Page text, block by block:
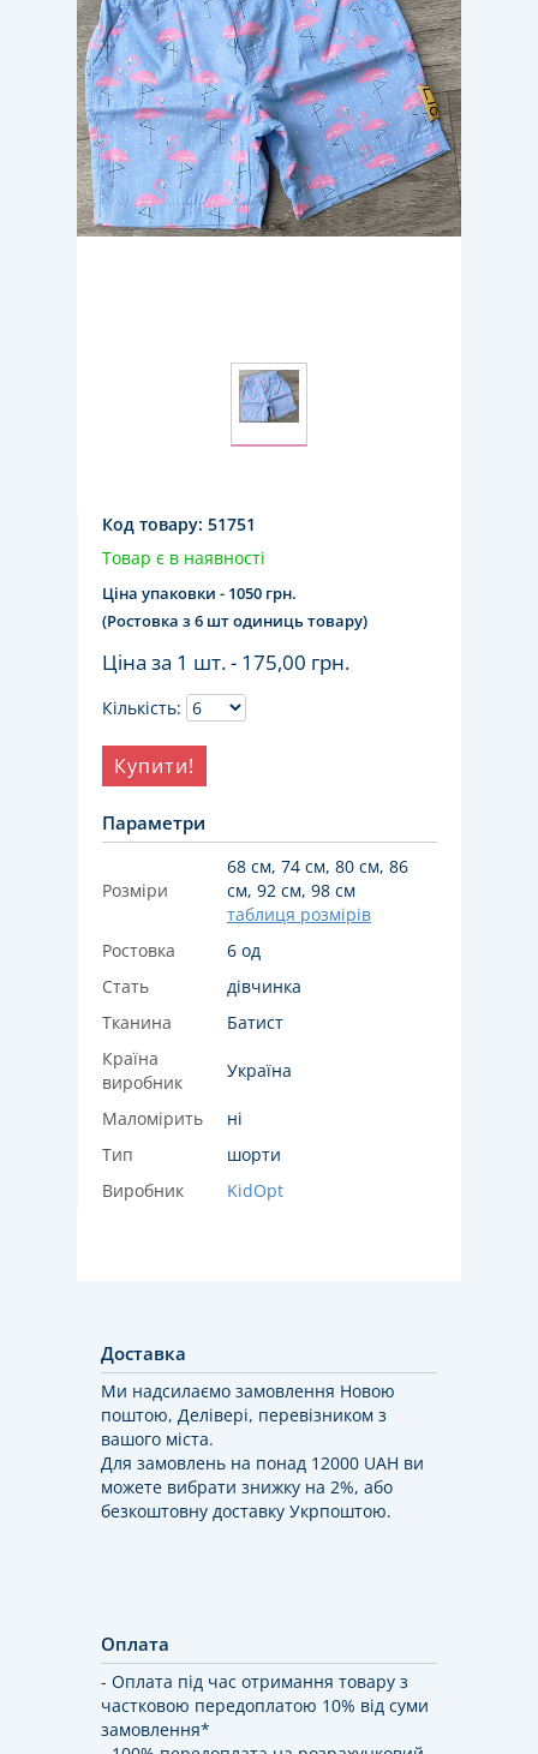
Код товару: 51751
Товар є в наявності
Ціна упаковки - 1050 грн.
(Ростовка з 6 шт одиниць товару)
Ціна за 1 шт. - 175,00 грн.
Кількість:
Купити!
Параметри
Розміри
68 см, 74 см, 80 см, 86
см, 92 см, 98 см
таблиця розмірів
Ростовка
6 од
Стать
дівчинка
Тканина
Батист
Країна
виробник
Україна
Маломірить
ні
Тип
шорти
Виробник
KidOpt
Доставка
Ми надсилаємо замовлення Новою
поштою, Делівері, перевізником з
вашого міста.
Для замовлень на понад 12000 UAH ви
можете вибрати знижку на 2%, або
безкоштовну доставку Укрпоштою.
Оплата
- Оплата під час отримання товару з
частковою передоплатою 10% від суми
замовлення*